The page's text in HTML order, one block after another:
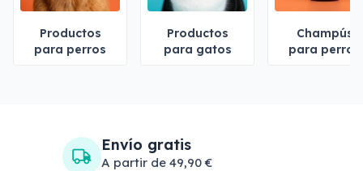
Productos
para perros
Productos
para gatos
Champús
para perros
Envío gratis
A partir de 49,90 €